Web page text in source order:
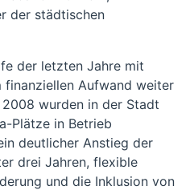
der städtischen
der letzten Jahre mit
finanziellen Aufwand weiter
wurden in der Stadt
Plätze in Betrieb
deutlicher Anstieg der
drei Jahren, flexible
und die Inklusion von